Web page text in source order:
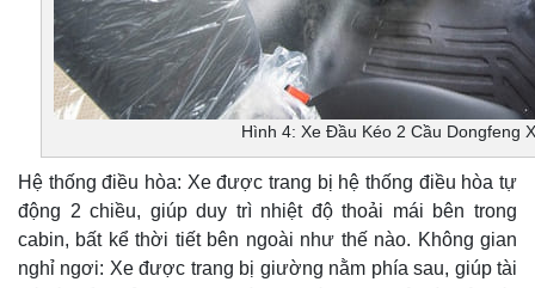
Hình 4: Xe Đầu Kéo 2 Cầu Dongfeng
Hệ thống điều hòa: Xe được trang bị hệ thống điều hòa tự
động 2 chiều, giúp duy trì nhiệt độ thoải mái bên trong
cabin, bất kể thời tiết bên ngoài như thế nào. Không gian
nghỉ ngơi: Xe được trang bị giường nằm phía sau, giúp tài